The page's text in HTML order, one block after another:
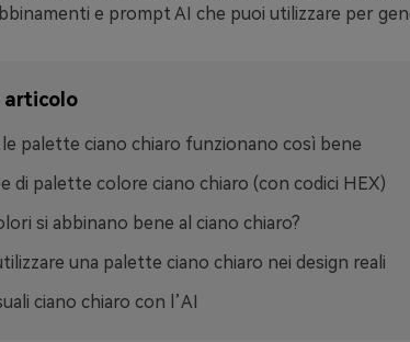
e prompt AI che puoi utilizzare per
articolo
le palette ciano chiaro funzionano così bene
di palette colore ciano chiaro (con codici HEX)
si abbinano bene al ciano chiaro?
una palette ciano chiaro nei design reali
ciano chiaro con l’AI